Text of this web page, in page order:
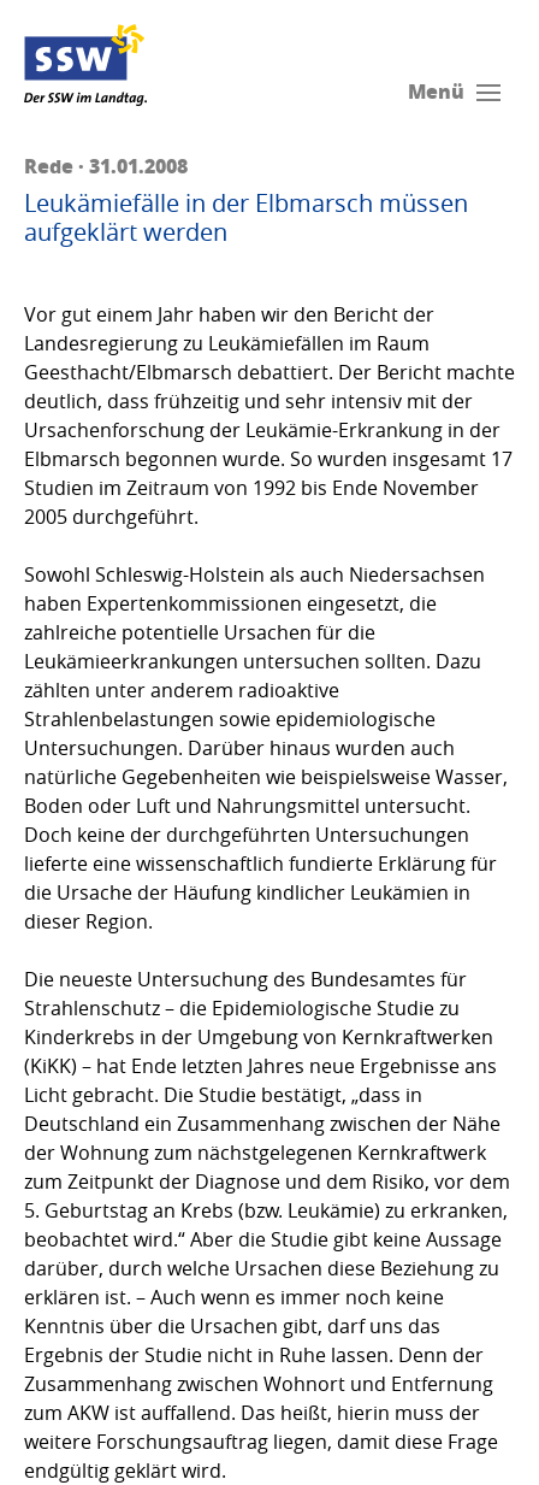
Menü
Rede · 31.01.2008
Leukämiefälle in der Elbmarsch müssen
aufgeklärt werden
Vor gut einem Jahr haben wir den Bericht der
Landesregierung zu Leukämiefällen im Raum
Geesthacht/Elbmarsch debattiert. Der Bericht machte
deutlich, dass frühzeitig und sehr intensiv mit der
Ursachenforschung der Leukämie-Erkrankung in der
Elbmarsch begonnen wurde. So wurden insgesamt 17
Studien im Zeitraum von 1992 bis Ende November
2005 durchgeführt.
Sowohl Schleswig-Holstein als auch Niedersachsen
haben Expertenkommissionen eingesetzt, die
zahlreiche potentielle Ursachen für die
Leukämieerkrankungen untersuchen sollten. Dazu
zählten unter anderem radioaktive
Strahlenbelastungen sowie epidemiologische
Untersuchungen. Darüber hinaus wurden auch
natürliche Gegebenheiten wie beispielsweise Wasser,
Boden oder Luft und Nahrungsmittel untersucht.
Doch keine der durchgeführten Untersuchungen
lieferte eine wissenschaftlich fundierte Erklärung für
die Ursache der Häufung kindlicher Leukämien in
dieser Region.
Die neueste Untersuchung des Bundesamtes für
Strahlenschutz – die Epidemiologische Studie zu
Kinderkrebs in der Umgebung von Kernkraftwerken
(KiKK) – hat Ende letzten Jahres neue Ergebnisse ans
Licht gebracht. Die Studie bestätigt, „dass in
Deutschland ein Zusammenhang zwischen der Nähe
der Wohnung zum nächstgelegenen Kernkraftwerk
zum Zeitpunkt der Diagnose und dem Risiko, vor dem
5. Geburtstag an Krebs (bzw. Leukämie) zu erkranken,
beobachtet wird.“ Aber die Studie gibt keine Aussage
darüber, durch welche Ursachen diese Beziehung zu
erklären ist. – Auch wenn es immer noch keine
Kenntnis über die Ursachen gibt, darf uns das
Ergebnis der Studie nicht in Ruhe lassen. Denn der
Zusammenhang zwischen Wohnort und Entfernung
zum AKW ist auffallend. Das heißt, hierin muss der
weitere Forschungsauftrag liegen, damit diese Frage
endgültig geklärt wird.